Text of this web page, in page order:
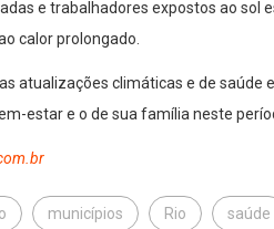
e trabalhadores expostos ao sol
calor prolongado.
atualizações climáticas e de saúde
estar e o de sua família neste
municípios Rio saúde